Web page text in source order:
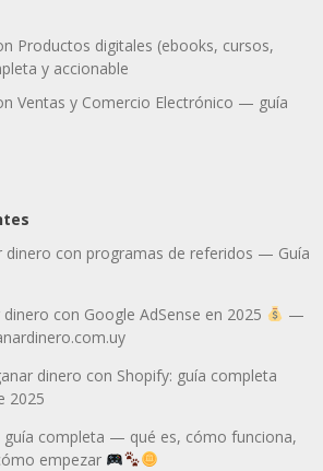
Productos digitales (ebooks, cursos,
y accionable
Ventas y Comercio Electrónico — guía
dinero con programas de referidos — Guía
con Google AdSense en 2025
—
dinero con Shopify: guía completa
2025
guía completa — qué es, cómo funciona,
empezar